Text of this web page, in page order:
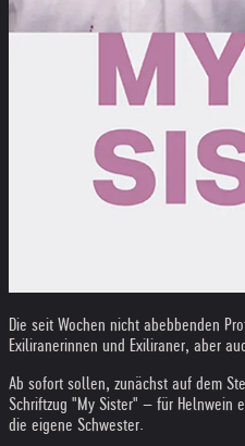
Die seit Wochen nicht abebbenden
Exiliranerinnen und Exiliraner, aber
Ab sofort sollen, zunächst auf dem
Schriftzug "My Sister" – für Helnwein
die eigene Schwester.